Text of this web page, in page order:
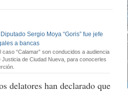
caso “Calamar” son conducidos a audiencia
Justicia de Ciudad Nueva, para conocerles
delatores han declarado que